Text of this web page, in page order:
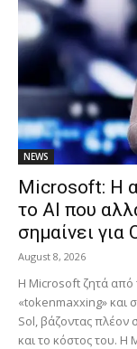
NEWS
Microsoft: Η
το AI που
σημαίνει
August 8, 2026
Η Microsoft ζητά από
«tokenmaxxing» και
Sol, βάζοντας πλέον
και το κόστος του.